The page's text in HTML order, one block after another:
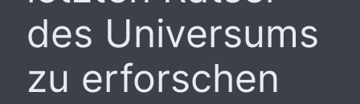
des Universums
zu erforschen